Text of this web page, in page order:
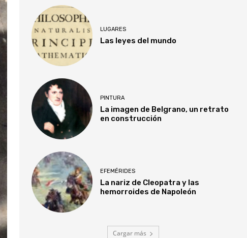
LUGARES
Las leyes del mundo
PINTURA
La imagen de Belgrano, un retrato
en construcción
EFEMÉRIDES
La nariz de Cleopatra y las
hemorroides de Napoleón
Cargar más